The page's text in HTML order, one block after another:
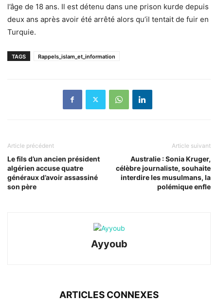
l’âge de 18 ans. Il est détenu dans une prison kurde depuis
deux ans après avoir été arrêté alors qu’il tentait de fuir en
Turquie.
TAGS Rappels_islam_et_information
Article précédent
Le fils d’un ancien président
algérien accuse quatre
généraux d’avoir assassiné
son père
Article suivant
Australie : Sonia Kruger,
célèbre journaliste, souhaite
interdire les musulmans, la
polémique enfle
Ayyoub
ARTICLES CONNEXES